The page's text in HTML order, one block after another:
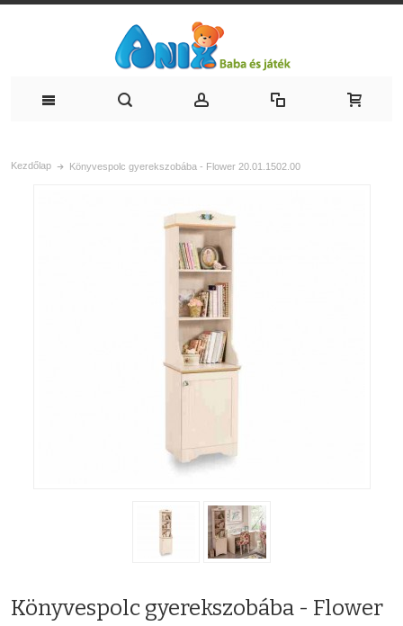
Kezdőlap Könyvespolc gyerekszobába - Flower 20.01.1502.00
Könyvespolc gyerekszobába - Flower